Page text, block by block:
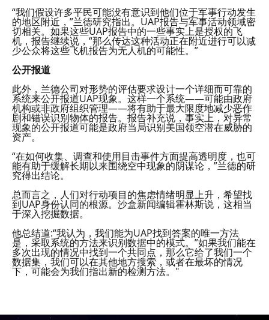
“我们假设许多平民可能没有意识到他们位于军事行动发生
的地区附近，”兰德研究指出。UAP报告与军事活动领域密
切相关。如果这些UAP报告中的一些事实上是授权的飞
机，报告继续说，“那么传达这种活动正在附近进行可以减
少公众将这些飞机报告为无人机的可能性。”
公开报道
此外，兰德公司对形势的评估要求设计一个详细而可靠的
系统来公开报道UAP现象。这样一个系统——可能由政府
机构或非政府组织管理——将有助于最大限度地减少恶作
剧和错误识别物体的报告。报告补充说，事实上，对异常
现象的公开报道可能是政府当局识别美国领空潜在威胁的
资产。
“在如何收集、调查和使用目击事件方面提高透明度，也可
能有助于缓解长期以来围绕空中现象的阴谋论，”兰德的研
究得出结论。
总而言之，人们对行动项目的焦虑情绪明显上升，希望找
到UAP身份认同的根源。沙盒新闻编辑霍林斯说，这相当
于深入挖掘数据。
他总结道:“我认为，我们能为UAP找到答案的唯一方法
是，采取系统的方法来识别数据中的模式。”如果我们能在
多次出现的情况中找到一个共同点，那么它给了我们一个
数据集，我们可以在其他地方搜索，或者在最坏的情况
下，可能会为我们指出新的检测方法。"